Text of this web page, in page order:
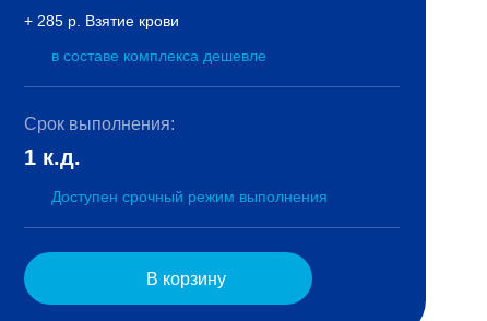
+ 285 р. Взятие крови
в составе комплекса дешевле
Срок выполнения:
1 к.д.
Доступен срочный режим выполнения
В корзину